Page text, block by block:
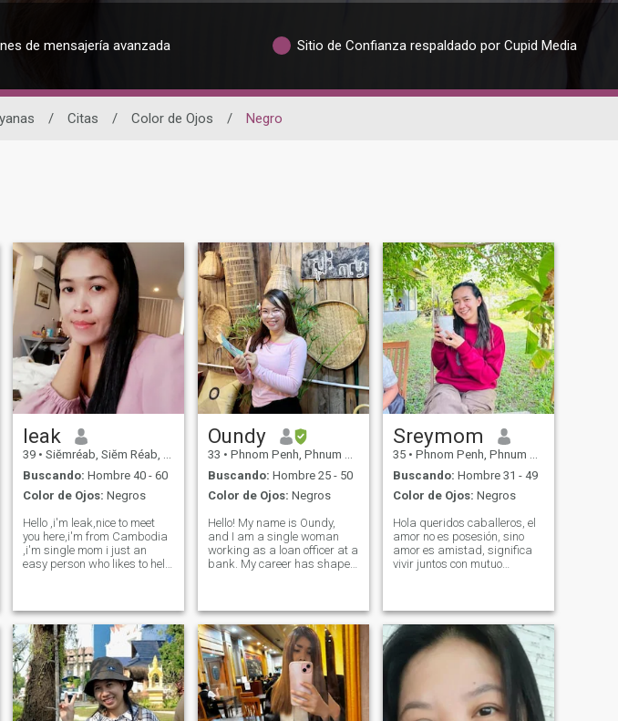
de mensajería avanzada Sitio de Confianza respaldado por Cupid Media
/ Citas / Color de Ojos / Negro
leak
39 • Siĕmréab, Siĕm Réab, Cambolla
Buscando: Hombre 40 - 60
Color de Ojos: Negros
Hello ,i'm leak,nice to meet
you here,i'm from Cambodia
,i'm single mom i just an
easy person who likes to help
person , so that's why l
looking for guy who is honest
with me too.
Oundy
33 • Phnom Penh, Phnum Pénh, Cambolla
Buscando: Hombre 25 - 50
Color de Ojos: Negros
Hello! My name is Oundy,
and I am a single woman
working as a loan officer at a
bank. My career has shaped
personal growth and
meaningful relationships. I
enjoy unleashin
Sreymom
35 • Phnom Penh, Phnum Pénh, Cambolla
Buscando: Hombre 31 - 49
Color de Ojos: Negros
Hola queridos caballeros, el
amor no es posesión, sino
amor es amistad, significa
vivir juntos con mutuo
otros en cada asunto, ya sea
sufrimiento o felicidad, lo
somos Listo para superarlo
juntos. ¿Estás listo para ser
esa persona? Permítame
presentarme. Mi nombre es
Sremom. Soy una madre
soltera con un hijo. Mis